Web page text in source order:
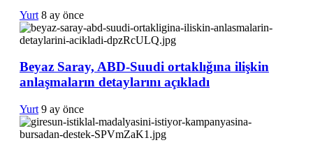
Yurt 8 ay önce
Beyaz Saray, ABD-Suudi ortaklığına ilişkin
anlaşmaların detaylarını açıkladı
Yurt 9 ay önce